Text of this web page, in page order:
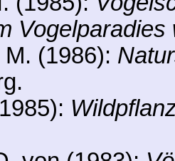
Vogelparadies
(1986):